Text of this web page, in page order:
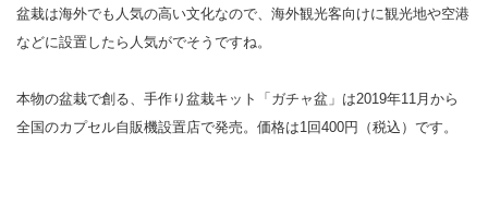
盆栽は海外でも人気の高い文化なので、海外観光客向けに観光地や空港
などに設置したら人気がでそうですね。
本物の盆栽で創る、手作り盆栽キット「ガチャ盆」は2019年11月から
全国のカプセル自販機設置店で発売。価格は1回400円（税込）です。